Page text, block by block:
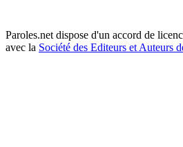
Paroles.net dispose d'un accord de
avec la Société des Editeurs et Auteurs